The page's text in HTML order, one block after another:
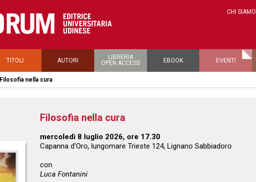
CHI SIAMO
TITOLI AUTORI
LIBRERIA
OPEN ACCESS
EBOOK EVENTI
Filosofia nella cura
Filosofia nella cura
mercoledì 8 luglio 2026, ore 17.30
Capanna d'Oro, lungomare Trieste 124, Lignano Sabbiadoro
con
Luca Fontanini